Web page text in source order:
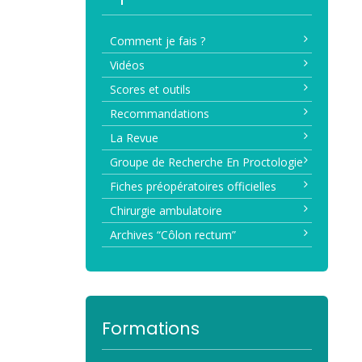
Comment je fais ?
Vidéos
Scores et outils
Recommandations
La Revue
Groupe de Recherche En Proctologie
Fiches préopératoires officielles
Chirurgie ambulatoire
Archives “Côlon rectum”
Formations